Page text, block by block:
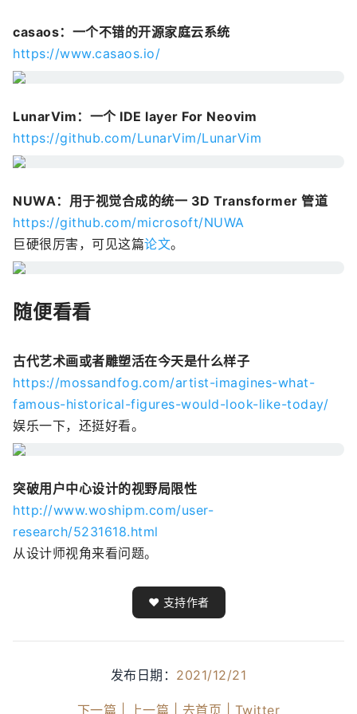
casaos：一个不错的开源家庭云系统
https://www.casaos.io/
LunarVim：一个 IDE layer For Neovim
https://github.com/LunarVim/LunarVim
NUWA：用于视觉合成的统一 3D Transformer 管道
https://github.com/microsoft/NUWA
巨硬很厉害，可见这篇论文。
随便看看
古代艺术画或者雕塑活在今天是什么样子
https://mossandfog.com/artist-imagines-what-
famous-historical-figures-would-look-like-today/
娱乐一下，还挺好看。
突破用户中心设计的视野局限性
http://www.woshipm.com/user-
research/5231618.html
从设计师视角来看问题。
❤️ 支持作者
发布日期： 2021/12/21
下一篇 | 上一篇 | 去首页 | Twitter